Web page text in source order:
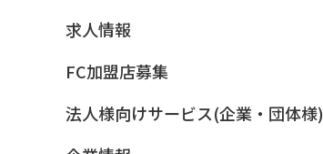
求人情報
FC加盟店募集
法人様向けサービス(企業・団体様)